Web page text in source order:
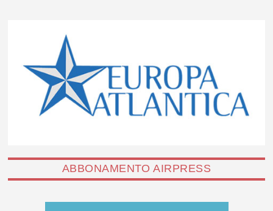
ABBONAMENTO AIRPRESS